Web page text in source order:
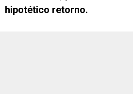
hipotético retorno.